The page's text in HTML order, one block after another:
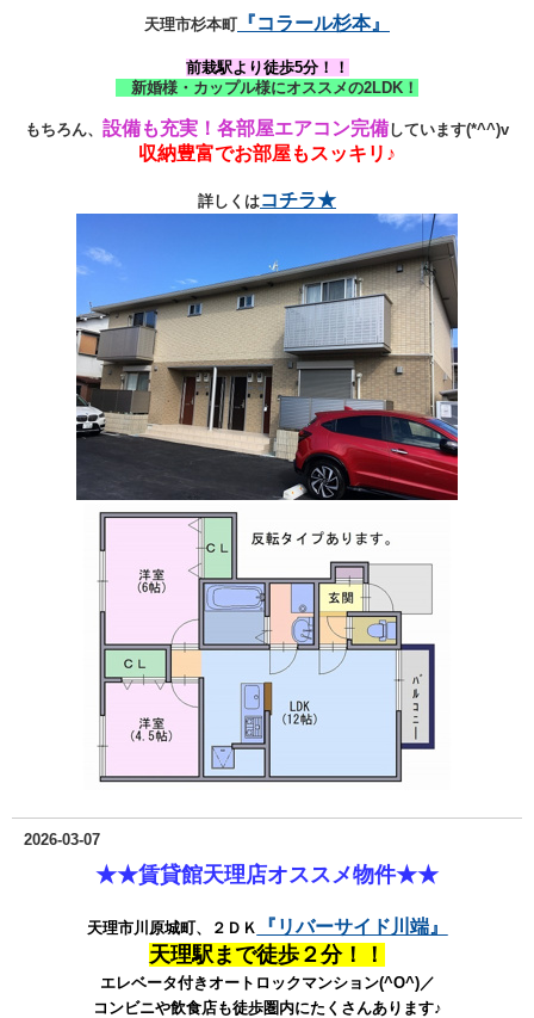
天理市杉本町 『コラール杉本』
前栽駅より徒歩5分！！
新婚様・カップル様にオススメの2LDK！
もちろん、 設備も充実！各部屋エアコン完備 しています(*^^)v
収納豊富でお部屋もスッキリ♪
詳しくはコチラ★
2026-03-07
★★賃貸館天理店オススメ物件★★
天理市川原城町、２ＤＫ 『リバーサイド川端』
天理駅まで徒歩２分！！
エレベータ付きオートロックマンション(^O^)／
コンビニや飲食店も徒歩圏内にたくさんあります♪